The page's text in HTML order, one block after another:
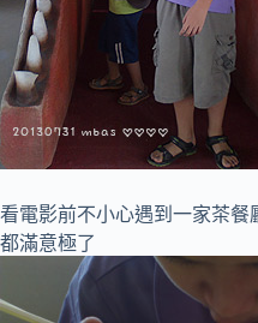
看電影前不小心遇到一家茶餐
都滿意極了